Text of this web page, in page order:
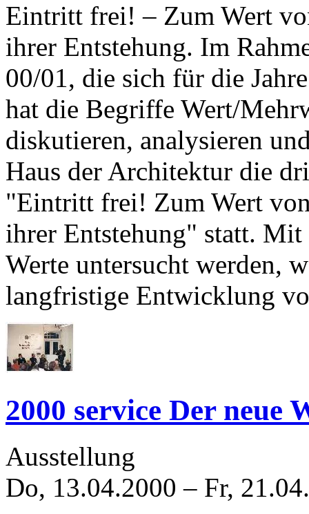
Eintritt frei! – Zum Wert
ihrer Entstehung. Im
00/01, die sich für die
hat die Begriffe Wert/
diskutieren, analysieren
Haus der Architektur die
"Eintritt frei! Zum Wert
ihrer Entstehung" statt. Mit
Werte untersucht werden,
langfristige Entwicklung
2000 service Der neue
Ausstellung
Do, 13.04.2000 – Fr,